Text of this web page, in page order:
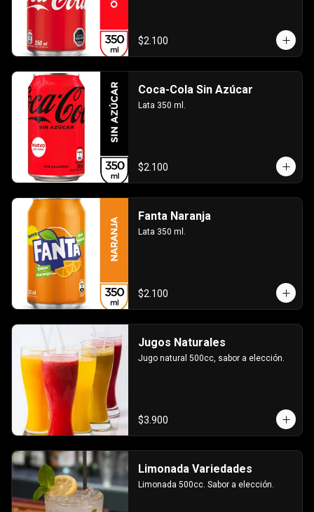
$2.100
Coca-Cola Sin Azúcar
Lata 350 ml.
$2.100
Fanta Naranja
Lata 350 ml.
$2.100
Jugos Naturales
Jugo natural 500cc, sabor a elección.
$3.900
Limonada Variedades
Limonada 500cc. Sabor a elección.